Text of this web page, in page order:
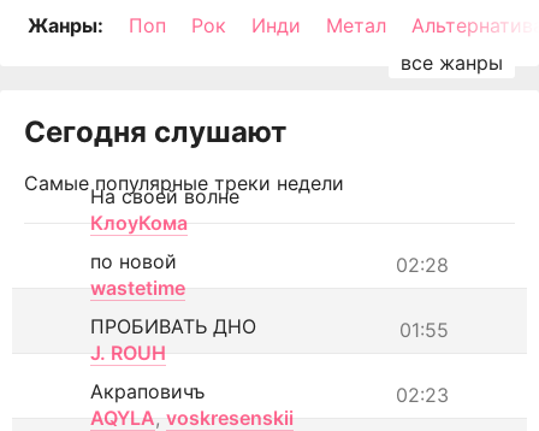
Жанры: Поп Рок Инди Метал
Сегодня слушают
Самые популярные треки недели
На своей волне
КлоуКома
02:28
по новой
wastetime
01:55
ПРОБИВАТЬ ДНО
J. ROUH
02:23
Акраповичъ
AQYLA, voskresenskii